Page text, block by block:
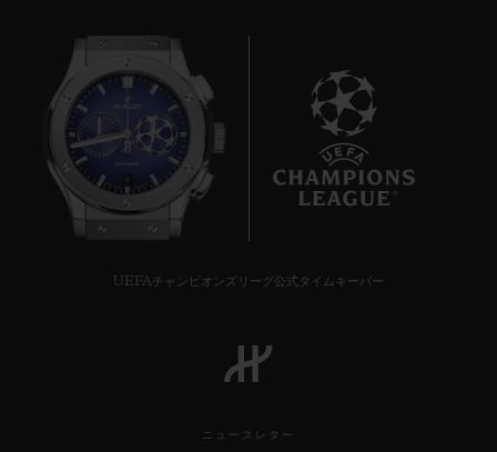
UEFAチャンピオンズリーグ公式タイムキーパー
ニュースレター